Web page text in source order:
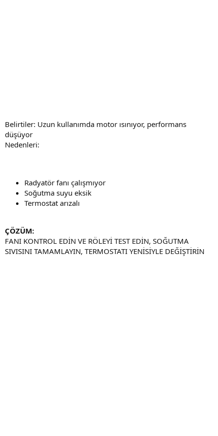
Belirtiler: Uzun kullanımda motor ısınıyor, performans
düşüyor
Nedenleri:
Radyatör fanı çalışmıyor
Soğutma suyu eksik
Termostat arızalı
ÇÖZÜM:
FANI KONTROL EDİN VE RÖLEYİ TEST EDİN, SOĞUTMA
SIVISINI TAMAMLAYIN, TERMOSTATI YENİSİYLE DEĞİŞTİRİN